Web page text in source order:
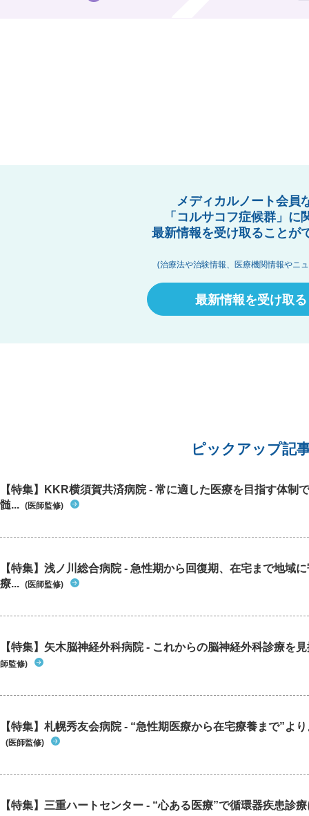
メディカルノート会員
「コルサコフ症候群」に
最新情報を受け取ることが
(治療法や治験情報、医療機関情報やニ
最新情報を受け取る
ピックアップ記
【特集】KKR横須賀共済病院 - 常に適した医療を目指す体制
髄... (医師監修)
【特集】浅ノ川総合病院 - 急性期から回復期、在宅まで地域
療... (医師監修)
【特集】矢木脳神経外科病院 - これからの脳神経外科診療を
師監修)
【特集】札幌秀友会病院 - “急性期医療から在宅療養まで”よ
(医師監修)
【特集】三重ハートセンター - “心ある医療”で循環器疾患診